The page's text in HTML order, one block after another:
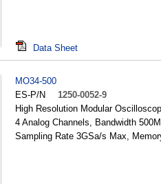
Data Sheet
MO34-500
ES-P/N
1250-0052-9
High Resolution Modular
4 Analog Channels, Bandwidth
Sampling Rate 3GSa/s Max,